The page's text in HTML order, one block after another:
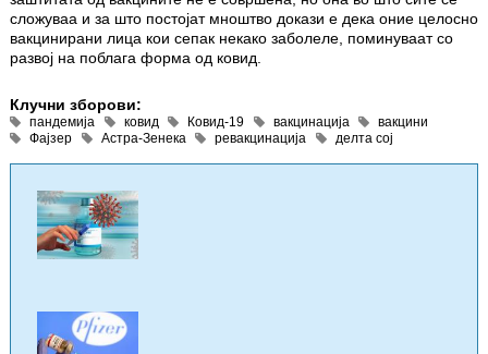
сложуваа и за што постојат мноштво докази е дека оние целосно
вакцинирани лица кои сепак некако заболеле, поминуваат со
развој на поблага форма од ковид.
Клучни зборови:
пандемија ковид Ковид-19 вакцинација
вакцини
Фајзер
Астра-Зенека ревакцинација делта сој